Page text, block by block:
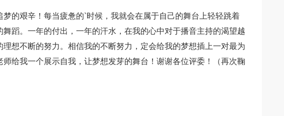
的艰辛！每当疲惫的`时候，我就会在属于自己的舞台上轻轻跳着
蹈。一年的付出，一年的汗水，在我的心中对于播音主持的渴望越
想不断的努力。相信我的不断努力，定会给我的梦想插上一对最为
给我一个展示自我，让梦想发芽的舞台！谢谢各位评委！（再次鞠